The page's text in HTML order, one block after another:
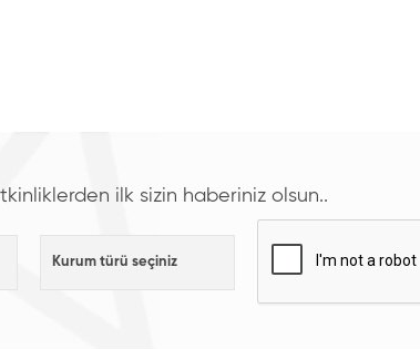
ilk sizin haberiniz olsun..